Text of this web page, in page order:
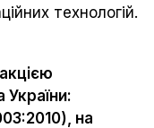
технологій.
України:
на